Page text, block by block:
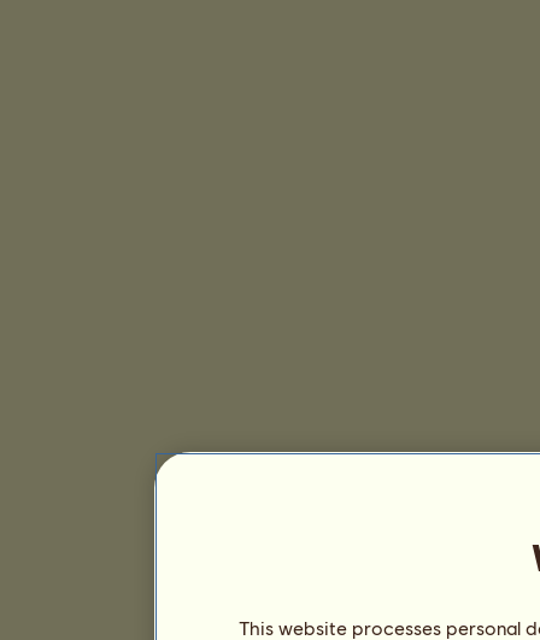
This website processes personal